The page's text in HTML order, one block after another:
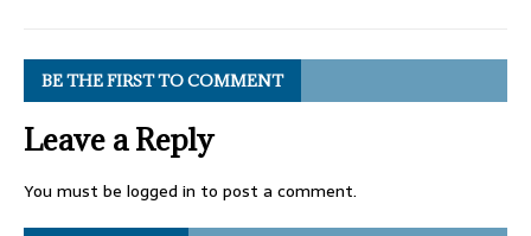
BE THE FIRST TO COMMENT
Leave a Reply
You must be logged in to post a comment.